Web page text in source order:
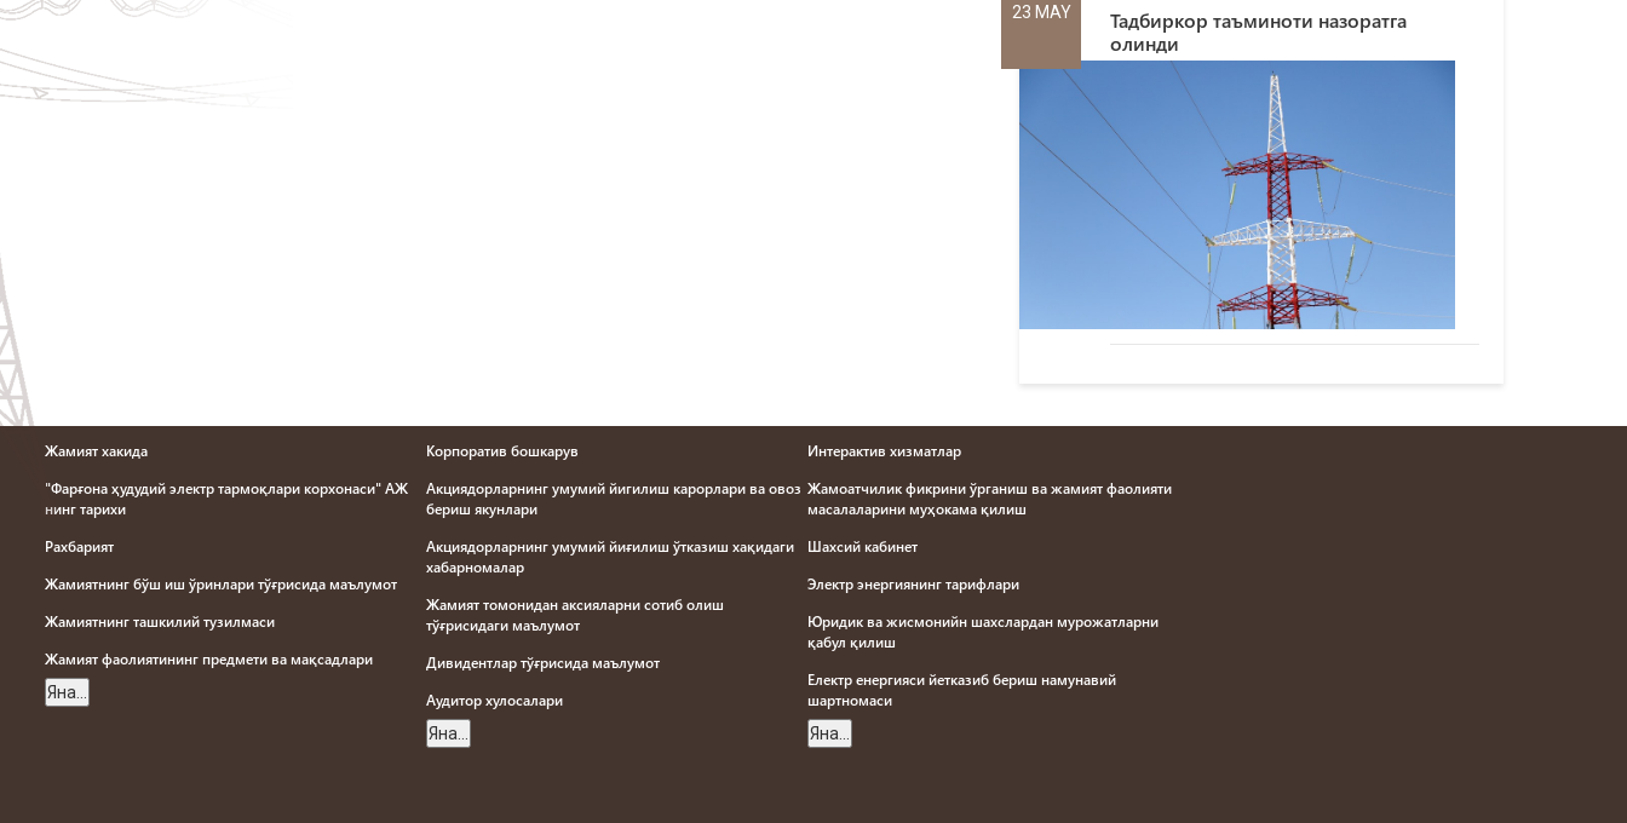
23 MAY
Тадбиркор таъминоти назоратга
олинди
Жамият хакида
"Фарғона ҳудудий электр тармоқлари корхонаси" АЖ
нинг тарихи
Рахбарият
Жамиятнинг бўш иш ўринлари тўғрисида маълумот
Жамиятнинг ташкилий тузилмаси
Жамият фаолиятининг предмети ва мақсадлари
Яна...
Корпоратив бошкарув
Акциядорларнинг умумий йигилиш карорлари ва овоз
бериш якунлари
Акциядорларнинг умумий йиғилиш ўтказиш хақидаги
хабарномалар
Жамият томонидан аксияларни сотиб олиш
тўғрисидаги маълумот
Дивидентлар тўғрисида маълумот
Aудитор хулосалари
Яна...
Интерактив хизматлар
Жамоатчилик фикрини ўрганиш ва жамият фаолияти
масалаларини муҳокама қилиш
Шахсий кабинет
Электр энергиянинг тарифлари
Юридик ва жисмонийн шахслардан мурожатларни
қабул қилиш
Електр енергияси йетказиб бериш намунавий
шартномаси
Яна...